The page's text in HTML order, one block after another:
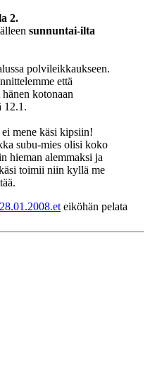
2.
sunnuntai-ilta
polvileikkaukseen.
että
kotonaan
12.1.
mene käsi kipsiin!
subu-mies olisi koko
hieman alemmaksi ja
toimii niin kyllä me
28.01.2008.eteiköhän pelata